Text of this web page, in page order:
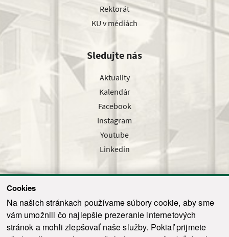
Cookies
Na našich stránkach používame súbory cookie, aby sme
vám umožnili čo najlepšie prezeranie internetových
stránok a mohli zlepšovať naše služby. Pokiaľ prijmete
Rektorát
KU v médiách
Sledujte nás
Aktuality
Kalendár
Facebook
Instagram
Youtube
Linkedin